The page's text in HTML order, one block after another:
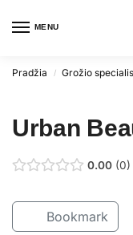
MENU
Pradžia / Grožio
Urban
0.00 0
Bookmark